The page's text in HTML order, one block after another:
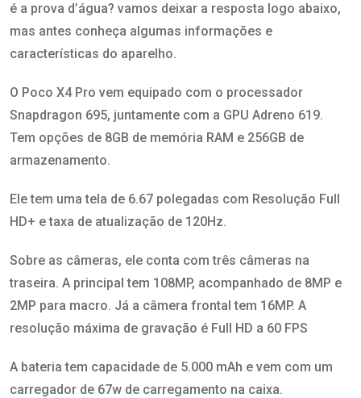
é a prova d’água? vamos deixar a resposta logo abaixo,
mas antes conheça algumas informações e
características do aparelho.
O Poco X4 Pro vem equipado com o processador
Snapdragon 695, juntamente com a GPU Adreno 619.
Tem opções de 8GB de memória RAM e 256GB de
armazenamento.
Ele tem uma tela de 6.67 polegadas com Resolução Full
HD+ e taxa de atualização de 120Hz.
Sobre as câmeras, ele conta com três câmeras na
traseira. A principal tem 108MP, acompanhado de 8MP e
2MP para macro. Já a câmera frontal tem 16MP. A
resolução máxima de gravação é Full HD a 60 FPS
A bateria tem capacidade de 5.000 mAh e vem com um
carregador de 67w de carregamento na caixa.